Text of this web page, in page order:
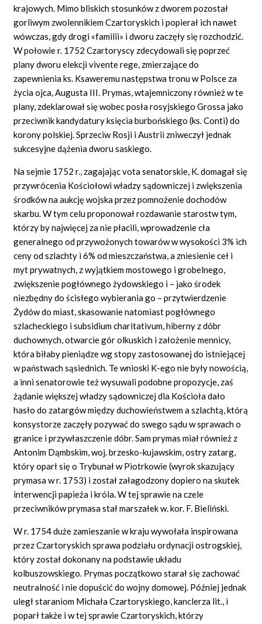
krajowych. Mimo bliskich stosunków z dworem pozostał
gorliwym zwolennikiem Czartoryskich i popierał ich nawet
wówczas, gdy drogi «familii» i dworu zaczęły się rozchodzić.
W połowie r. 1752 Czartoryscy zdecydowali się poprzeć
plany dworu elekcji vivente rege, zmierzające do
zapewnienia ks. Ksaweremu następstwa tronu w Polsce za
życia ojca, Augusta III. Prymas, wtajemniczony również w te
plany, zdeklarował się wobec posła rosyjskiego Grossa jako
przeciwnik kandydatury księcia burbońskiego (ks. Conti) do
korony polskiej. Sprzeciw Rosji i Austrii zniweczył jednak
sukcesyjne dążenia dworu saskiego.
Na sejmie 1752 r., zagajając vota senatorskie, K. domagał się
przywrócenia Kościołowi władzy sądowniczej i zwiększenia
środków na aukcję wojska przez pomnożenie dochodów
skarbu. W tym celu proponował rozdawanie starostw tym,
którzy by najwięcej za nie płacili, wprowadzenie cła
generalnego od przywożonych towarów w wysokości 3% ich
ceny od szlachty i 6% od mieszczaństwa, a zniesienie ceł i
myt prywatnych, z wyjątkiem mostowego i grobelnego,
zwiększenie pogłównego żydowskiego i – jako środek
niezbędny do ścisłego wybierania go – przytwierdzenie
Żydów do miast, skasowanie natomiast pogłównego
szlacheckiego i subsidium charitativum, hiberny z dóbr
duchownych, otwarcie gór olkuskich i założenie mennicy,
która biłaby pieniądze wg stopy zastosowanej do istniejącej
w państwach sąsiednich. Te wnioski K-ego nie były nowością,
a inni senatorowie też wysuwali podobne propozycje, zaś
żądanie większej władzy sądowniczej dla Kościoła dało
hasło do zatargów między duchowieństwem a szlachtą, którą
konsystorze zaczęły pozywać do swego sądu w sprawach o
granice i przywłaszczenie dóbr. Sam prymas miał również z
Antonim Dąmbskim, woj. brzesko-kujawskim, ostry zatarg,
który oparł się o Trybunał w Piotrkowie (wyrok skazujący
prymasa w r. 1753) i został załagodzony dopiero na skutek
interwencji papieża i króla. W tej sprawie na czele
przeciwników prymasa stał marszałek w. kor. F. Bieliński.
W r. 1754 duże zamieszanie w kraju wywołała inspirowana
przez Czartoryskich sprawa podziału ordynacji ostrogskiej,
który został dokonany na podstawie układu
kolbuszowskiego. Prymas początkowo starał się zachować
neutralność i nie dopuścić do wojny domowej. Później jednak
uległ staraniom Michała Czartoryskiego, kanclerza lit., i
poparł także i w tej sprawie Czartoryskich, którzy